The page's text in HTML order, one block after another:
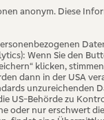
NICHT
anonym. Diese
Wenn Sie den
klicken,
dann in der USA
unzureichenden
US-Behörde zu
oder nur erschwert